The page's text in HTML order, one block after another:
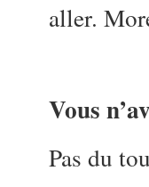
aller.
Vous
Pas du